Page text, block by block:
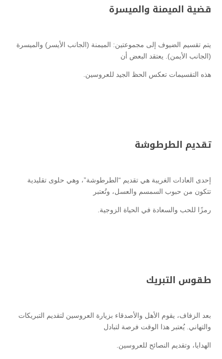
قضية الميمنة والميسرة
يتم تقسيم الضيوف إلى مجموعتين: الميمنة (الجانب الأيسر) والميسرة
(الجانب الأيمن). يعتقد البعض أن
هذه التقسيمات تعكس الحظ الجيد للعروسين.
تقديم الطرطوشة
إحدى العادات الغريبة هي تقديم “الطرطوشة”، وهي حلوى تقليدية
تتكون من حبوب السمسم والعسل، وتُعتبر
رمزًا للحب والسعادة في الحياة الزوجية.
طقوس التبريك
بعد الزفاف، يقوم الأهل والأصدقاء بزيارة العروسين لتقديم التبريكات
والتهاني. يُعتبر هذا الوقت فرصة لتبادل
الهدايا، وتقديم النصائح للعروسين.